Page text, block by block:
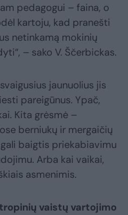
pedagogui – faina, o
kartoju, kad pranešti
netinkamą mokinių
– sako V. Ščerbickas.
jaunuolius jis
pareigūnus. Ypač,
Kita grėsmė –
berniukų ir mergaičių
baigtis priekabiavimu
Arba kai vaikai,
asmenimis.
vaistų vartojimo